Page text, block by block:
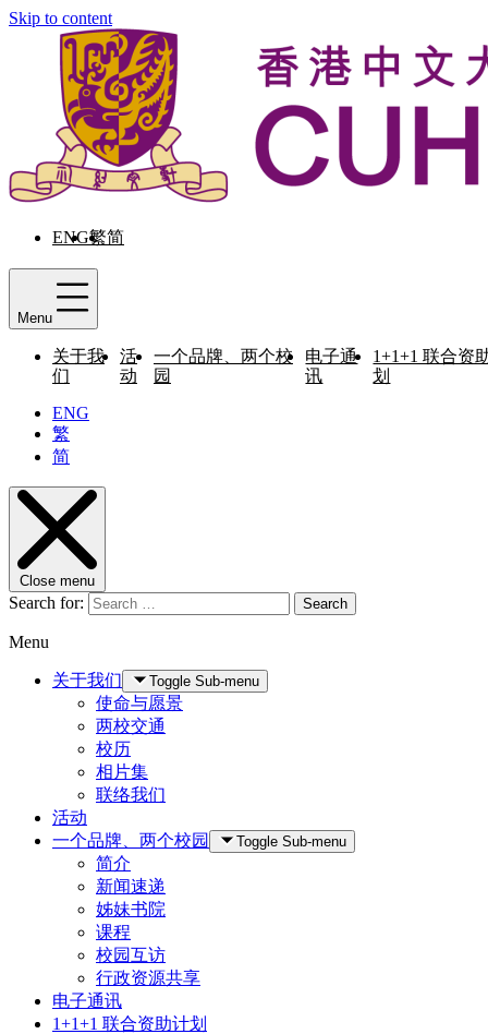
Skip to content
ENG繁简
Menu
关于我
们
活
动
一个品牌、两个校
园
电子通
讯
1+1+1 联合资
划
ENG
繁
简
Close menu
Search for: Search
Menu
关于我们 Toggle Sub-menu
使命与愿景
两校交通
校历
相片集
联络我们
活动
一个品牌、两个校园
Toggle Sub-menu
简介
新闻速递
姊妹书院
课程
校园互访
行政资源共享
电子通讯
1+1+1 联合资助计划